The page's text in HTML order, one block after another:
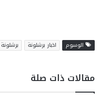
الوسوم اخبار برشلونة برشلونة
مقالات ذات صلة